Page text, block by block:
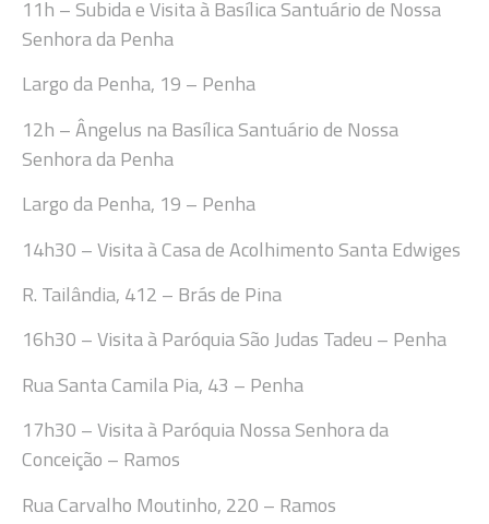
11h – Subida eVisita à Basílica Santuário de Nossa
Senhora da Penha
Largo da Penha, 19 – Penha
12h – Ângelus na Basílica Santuário de Nossa
Senhora da Penha
Largo da Penha, 19 – Penha
14h30 – Visita à Casa de Acolhimento Santa Edwiges
R. Tailândia, 412 – Brás de Pina
16h30 – Visita à Paróquia São Judas Tadeu – Penha
Rua Santa Camila Pia, 43 – Penha
17h30 – Visita à Paróquia Nossa Senhora da
Conceição – Ramos
Rua Carvalho Moutinho, 220 – Ramos